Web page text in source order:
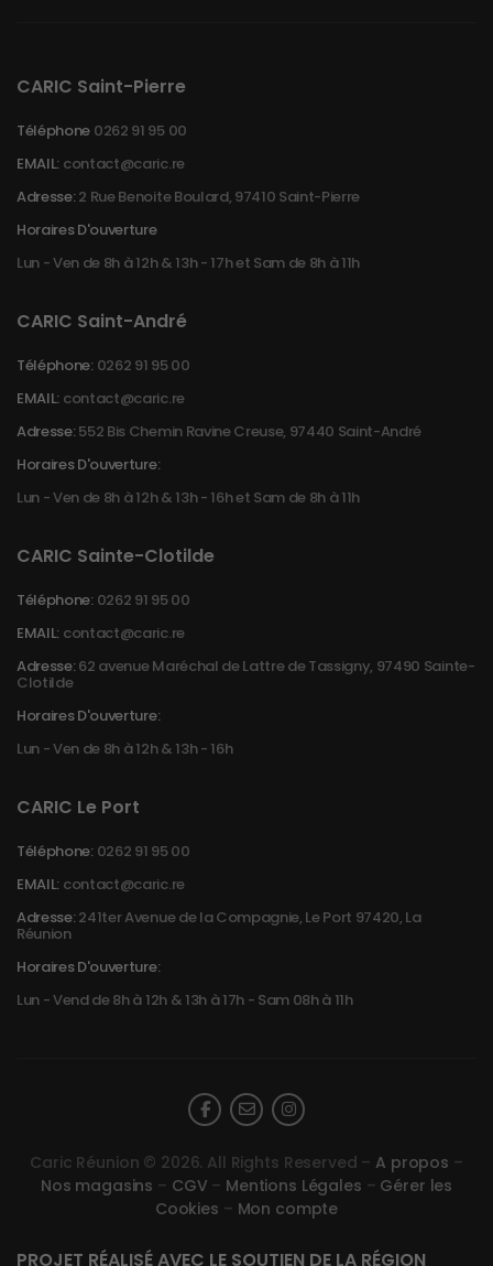
CARIC Saint-Pierre
Téléphone 0262 91 95 00
EMAIL: contact@caric.re
Adresse:2 Rue Benoite Boulard, 97410 Saint-Pierre
Horaires D'ouverture
Lun - Ven de 8h à 12h & 13h - 17h et Sam de 8h à 11h
CARIC Saint-André
Téléphone: 0262 91 95 00
EMAIL: contact@caric.re
Adresse:552 Bis Chemin Ravine Creuse, 97440 Saint-André
Horaires D'ouverture:
Lun - Ven de 8h à 12h & 13h - 16h et Sam de 8h à 11h
CARIC Sainte-Clotilde
Téléphone: 0262 91 95 00
EMAIL: contact@caric.re
Adresse:62 avenue Maréchal de Lattre de Tassigny, 97490 Sainte-
Clotilde
Horaires D'ouverture:
Lun - Ven de 8h à 12h & 13h - 16h
CARIC Le Port
Téléphone: 0262 91 95 00
EMAIL: contact@caric.re
Adresse:241ter Avenue de la Compagnie, Le Port 97420, La
Réunion
Horaires D'ouverture:
Lun - Vend de 8h à 12h & 13h à 17h - Sam 08h à 11h
Caric Réunion © 2026. All Rights Reserved – A propos –
Nos magasins – CGV – Mentions Légales – Gérer les
Cookies – Mon compte
PROJET RÉALISÉ AVEC LE SOUTIEN DE LA RÉGION